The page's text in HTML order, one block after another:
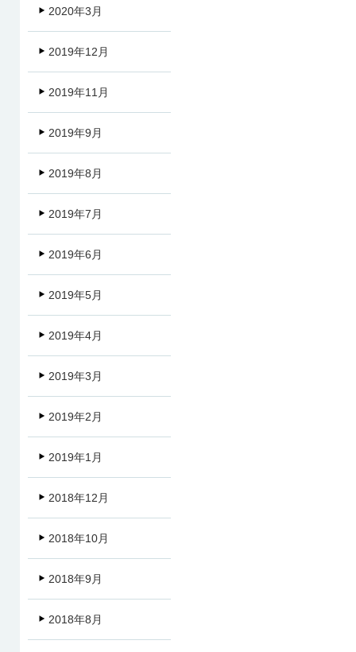
2020年3月
2019年12月
2019年11月
2019年9月
2019年8月
2019年7月
2019年6月
2019年5月
2019年4月
2019年3月
2019年2月
2019年1月
2018年12月
2018年10月
2018年9月
2018年8月